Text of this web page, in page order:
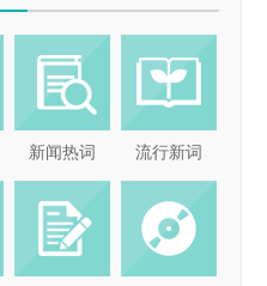
新闻热词 流行新词